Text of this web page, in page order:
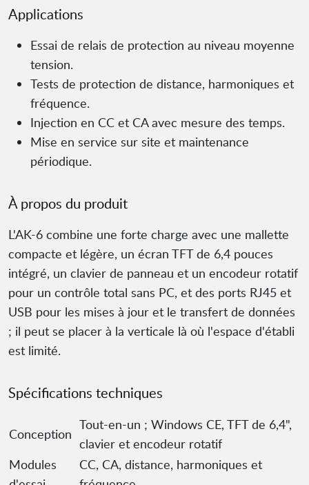
Applications
Essai de relais de protection au niveau moyenne
tension.
Tests de protection de distance, harmoniques et
fréquence.
Injection en CC et CA avec mesure des temps.
Mise en service sur site et maintenance
périodique.
À propos du produit
L'AK-6 combine une forte charge avec une mallette
compacte et légère, un écran TFT de 6,4 pouces
intégré, un clavier de panneau et un encodeur rotatif
pour un contrôle total sans PC, et des ports RJ45 et
USB pour les mises à jour et le transfert de données
; il peut se placer à la verticale là où l'espace d'établi
est limité.
Spécifications techniques
Conception
Tout-en-un ; Windows CE, TFT de 6,4",
clavier et encodeur rotatif
Modules
CC, CA, distance, harmoniques et